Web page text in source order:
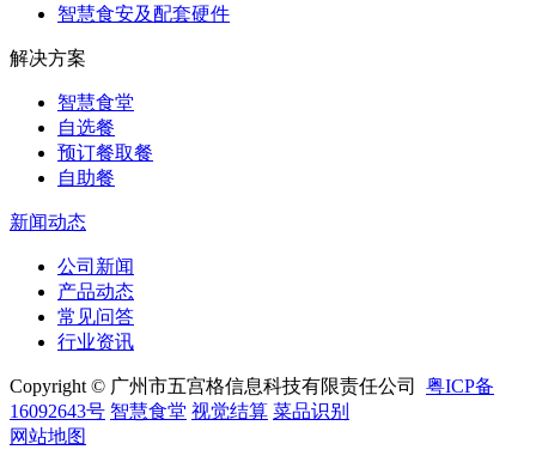
智慧食安及配套硬件
解决方案
智慧食堂
自选餐
预订餐取餐
自助餐
新闻动态
公司新闻
产品动态
常见问答
行业资讯
Copyright © 广州市五宫格信息科技有限责任公司 粤ICP备
16092643号 智慧食堂 视觉结算 菜品识别
网站地图